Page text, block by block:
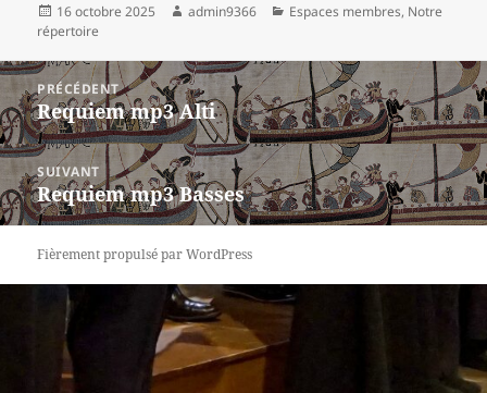
Publié
le
16 octobre 2025 Auteur
admin9366 Catégories
Espaces membres, Notre
répertoire
Navigation
de
l’article
PRÉCÉDENT
Article
précédent :
Requiem mp3 Alti
SUIVANT
Article
suivant :
Requiem mp3 Basses
Fièrement propulsé par WordPress